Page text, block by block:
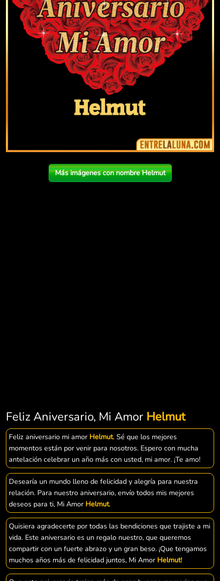
Más imágenes con nombre Helmut
Feliz Aniversario, Mi Amor Helmut
Feliz aniversario mi amor Helmut. Sé que los mejores
momentos están por venir para nosotros. Espero con mucha
antelación celebrar un año más con usted, mi amor. ¡Te amo!
Desearía un mundo lleno de felicidad y alegría para nuestra
relación. Para nuestro aniversario, envío todos mis mejores
deseos para ti, Mi Amor Helmut.
Quisiera agradecerte por todas las bendiciones que trajiste a mi
vida. Este aniversario es un regalo nuestro, que queremos
compartir con un fuerte abrazo y un gran beso. ¡Que tengamos
muchos años más de felicidad juntos, Mi Amor Helmut!